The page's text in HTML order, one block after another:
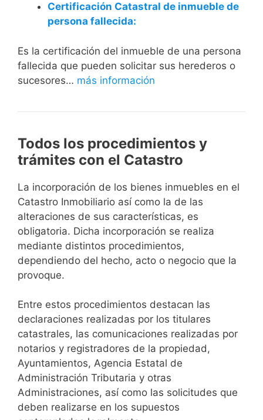
Certificación Catastral de inmueble de
persona fallecida:
Es la certificación del inmueble de una persona
fallecida que pueden solicitar sus herederos o
sucesores… más información
Todos los procedimientos y
trámites con el Catastro
La incorporación de los bienes inmuebles en el
Catastro Inmobiliario así como la de las
alteraciones de sus características, es
obligatoria. Dicha incorporación se realiza
mediante distintos procedimientos,
dependiendo del hecho, acto o negocio que la
provoque.
Entre estos procedimientos destacan las
declaraciones realizadas por los titulares
catastrales, las comunicaciones realizadas por
notarios y registradores de la propiedad,
Ayuntamientos, Agencia Estatal de
Administración Tributaria y otras
Administraciones, así como las solicitudes que
deben realizarse en los supuestos